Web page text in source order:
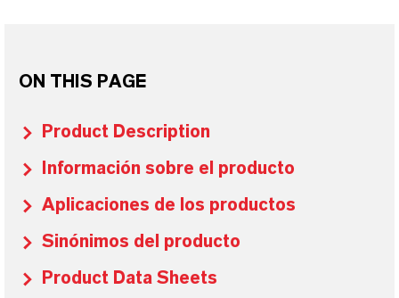
ON THIS PAGE
Product Description
Información sobre el producto
Aplicaciones de los productos
Sinónimos del producto
Product Data Sheets